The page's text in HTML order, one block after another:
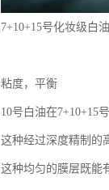
7+10+15号化妆级白
粘度，平衡
10号白油在7+10+15
这种经过深度精制的
这种均匀的膜层既能